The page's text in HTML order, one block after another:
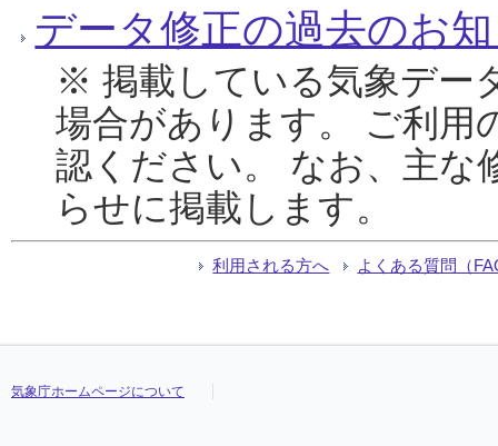
データ修正の過去のお
※ 掲載している気象デー
場合があります。 ご利用
認ください。 なお、主な
らせに掲載します。
利用される方へ よくある質問（
気象庁ホームページについて